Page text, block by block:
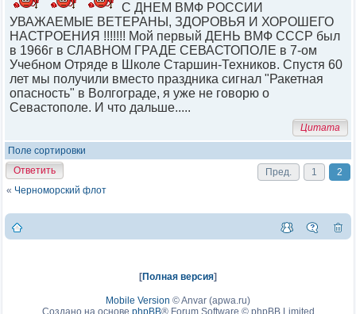
С ДНЕМ ВМФ РОССИИ
УВАЖАЕМЫЕ ВЕТЕРАНЫ, ЗДОРОВЬЯ И ХОРОШЕГО
НАСТРОЕНИЯ !!!!!!! Мой первый ДЕНЬ ВМФ СССР был
в 1966г в СЛАВНОМ ГРАДЕ СЕВАСТОПОЛЕ в 7-ом
Учебном Отряде в Школе Старшин-Техников. Спустя 60
лет мы получили вместо праздника сигнал "Ракетная
опасность" в Волгограде, я уже не говорю о
Севастополе. И что дальше.....
Цитата
Поле сортировки
Пред.
1 2
Ответить
« Черноморский флот
[Полная версия]
Mobile Version ©Anvar (apwa.ru)
Создано на основе phpBB® Forum Software © phpBB Limited